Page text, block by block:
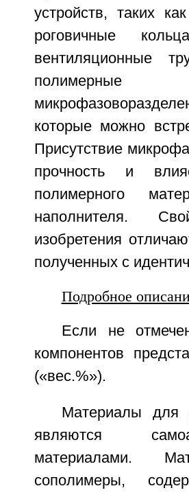
устройств, таких
роговичные
вентиляционные
которые можно
Присутствие
прочность и
полимерного
наполнителя.
изобретения
полученных с
Подробное
Если не
компонентов
(«вес.%»).
Материалы для
являются
материалами.
сополимеры,